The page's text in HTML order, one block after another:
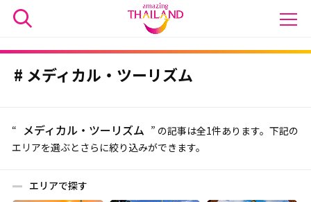
メディカル・ツーリズム
“ メディカル・ツーリズム ” の記事は全1件あります。下記の
エリアを選ぶとさらに絞り込みができます。
エリアで探す